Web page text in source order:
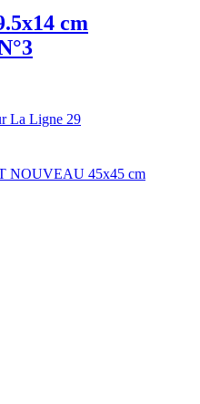
cm
La Ligne 29